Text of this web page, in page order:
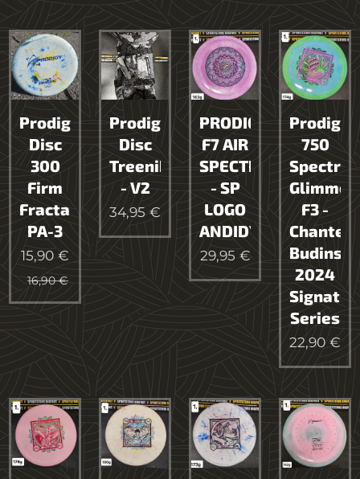
Prodigy
Disc
300
Firm
Fractal
PA-3
15,90 €
16,90€
Prodigy
Disc
Treenikassi
- V2
34,95 €
PRODIGY
F7 AIR
SPECTRUM
- SP
LOGO
ANDIDYE
29,95 €
Prodigy
750
Glimmer
F3 -
Chantel
2024
Series
22,90 €